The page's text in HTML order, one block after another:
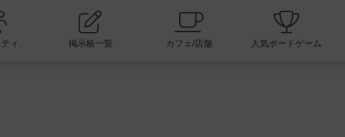
コミュニティ 掲示板一覧 カフェ/店舗